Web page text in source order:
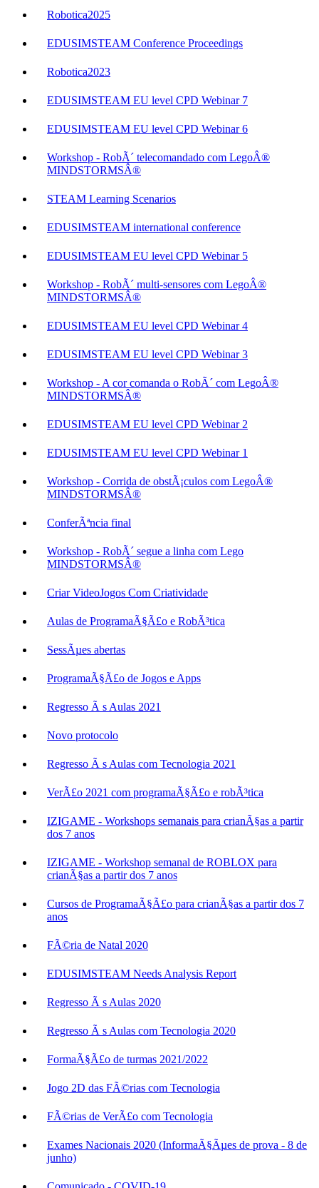
Robotica2025
EDUSIMSTEAM Conference Proceedings
Robotica2023
EDUSIMSTEAM EU level CPD Webinar 7
EDUSIMSTEAM EU level CPD Webinar 6
Workshop - RobÃ´ telecomandado com LegoÂ®
MINDSTORMSÂ®
STEAM Learning Scenarios
EDUSIMSTEAM international conference
EDUSIMSTEAM EU level CPD Webinar 5
Workshop - RobÃ´ multi-sensores com LegoÂ®
MINDSTORMSÂ®
EDUSIMSTEAM EU level CPD Webinar 4
EDUSIMSTEAM EU level CPD Webinar 3
Workshop - A cor comanda o RobÃ´ com LegoÂ®
MINDSTORMSÂ®
EDUSIMSTEAM EU level CPD Webinar 2
EDUSIMSTEAM EU level CPD Webinar 1
Workshop - Corrida de obstÃ¡culos com LegoÂ®
MINDSTORMSÂ®
ConferÃªncia final
Workshop - RobÃ´ segue a linha com Lego
MINDSTORMSÂ®
Criar VideoJogos Com Criatividade
Aulas de ProgramaÃ§Ã£o e RobÃ³tica
SessÃµes abertas
ProgramaÃ§Ã£o de Jogos e Apps
Regresso Ã s Aulas 2021
Novo protocolo
Regresso Ã s Aulas com Tecnologia 2021
VerÃ£o 2021 com programaÃ§Ã£o e robÃ³tica
IZIGAME - Workshops semanais para crianÃ§as a partir
dos 7 anos
IZIGAME - Workshop semanal de ROBLOX para
crianÃ§as a partir dos 7 anos
Cursos de ProgramaÃ§Ã£o para crianÃ§as a partir dos 7
anos
FÃ©ria de Natal 2020
EDUSIMSTEAM Needs Analysis Report
Regresso Ã s Aulas 2020
Regresso Ã s Aulas com Tecnologia 2020
FormaÃ§Ã£o de turmas 2021/2022
Jogo 2D das FÃ©rias com Tecnologia
FÃ©rias de VerÃ£o com Tecnologia
Exames Nacionais 2020 (InformaÃ§Ãµes de prova - 8 de
junho)